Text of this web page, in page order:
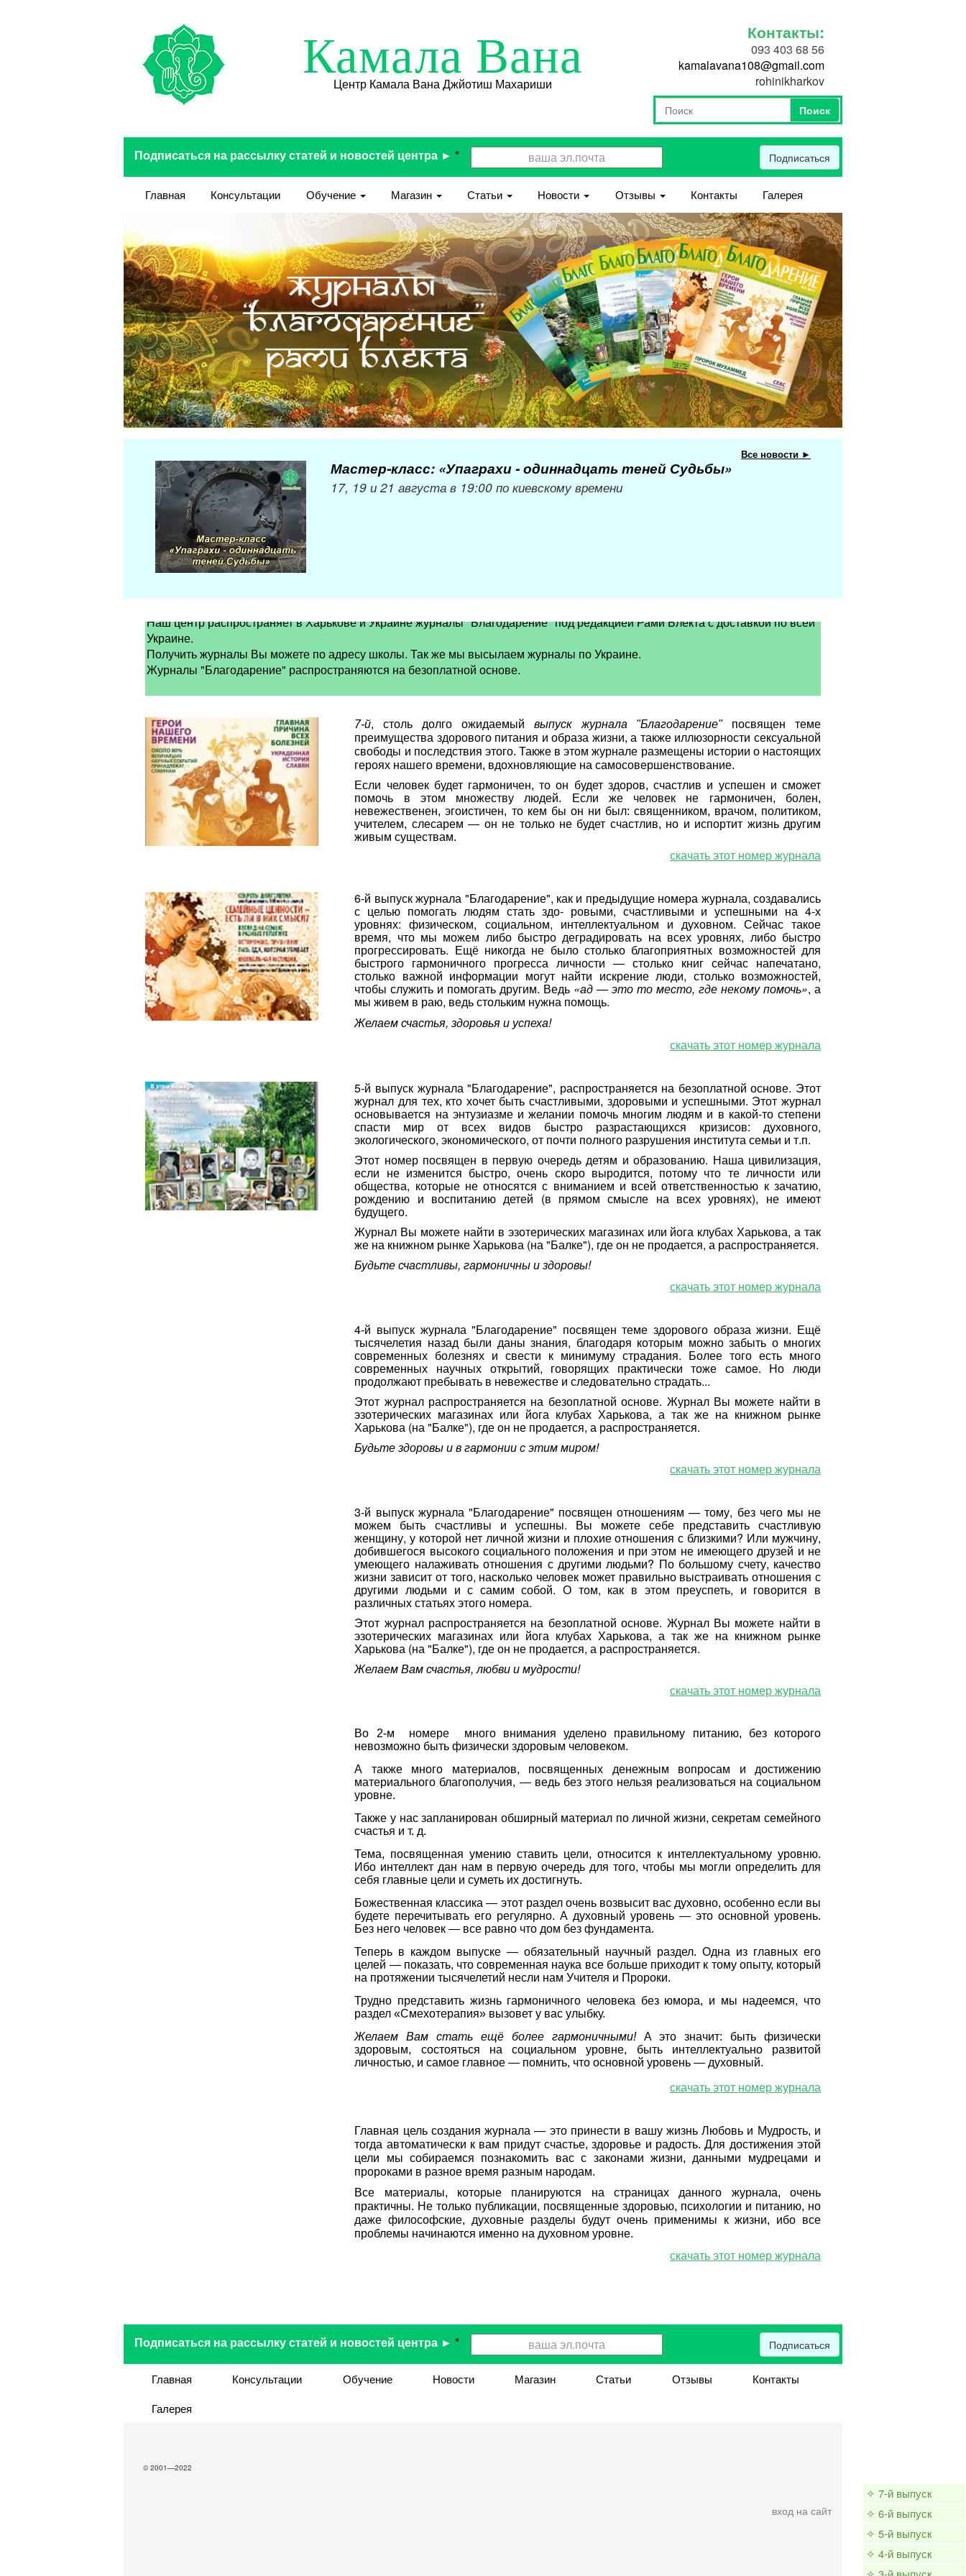
Камала Вана
Центр Камала Вана Джйотиш Махариши
Контакты:
093 403 68 56
kamalavana108@gmail.com
rohinikharkov
Форма поиска
Поиск
Поиск
Подписаться на рассылку статей и новостей центра ► * Подписаться
Главная Консультации Обучение Магазин Статьи Новости Отзывы Контакты Галерея
Все новости ►
Мастер-класс: «Упаграхи - одиннадцать теней Судьбы»
17, 19 и 21 августа в 19:00 по киевскому времени
Наш центр распространяет в Харькове и Украине журналы "Благодарение" под редакцией Рами Блекта с доставкой по всей
Украине.
Получить журналы Вы можете по адресу школы. Так же мы высылаем журналы по Украине.
Журналы "Благодарение" распространяются на безоплатной основе.
7-й, столь долго ожидаемый выпуск журнала "Благодарение"посвящен теме
преимущества здорового питания и образа жизни, а также иллюзорности сексуальной
свободы и последствия этого. Также в этом журнале размещены истории о настоящих
героях нашего времени, вдохновляющие на самосовершенствование.
Если человек будет гармоничен, то он будет здоров, счастлив и успешен и сможет
помочь в этом множеству людей. Если же человек не гармоничен, болен,
невежественен, эгоистичен, то кем бы он ни был: священником, врачом, политиком,
учителем, слесарем — он не только не будет счастлив, но и испортит жизнь другим
живым существам.
скачать этот номер журнала
6-й выпуск журнала "Благодарение", как и предыдущие номера журнала, создавались
с целью помогать людям стать здо- ровыми, счастливыми и успешными на 4-х
уровнях: физическом, социальном, интеллектуальном и духовном. Сейчас такое
время, что мы можем либо быстро деградировать на всех уровнях, либо быстро
прогрессировать. Ещё никогда не было столько благоприятных возможностей для
быстрого гармоничного прогресса личности — столько книг сейчас напечатано,
столько важной информации могут найти искрение люди, столько возможностей,
чтобы служить и помогать другим. Ведь «ад — это то место, где некому помочь», а
мы живем в раю, ведь стольким нужна помощь.
Желаем счастья, здоровья и успеха!
скачать этот номер журнала
5-й выпуск журнала "Благодарение", распространяется на безоплатной основе. Этот
журнал для тех, кто хочет быть счастливыми, здоровыми и успешными. Этот журнал
основывается на энтузиазме и желании помочь многим людям и в какой-то степени
спасти мир от всех видов быстро разрастающихся кризисов: духовного,
экологического, экономического, от почти полного разрушения института семьи и т.п.
Этот номер посвящен в первую очередь детям и образованию. Наша цивилизация,
если не изменится быстро, очень скоро выродится, потому что те личности или
общества, которые не относятся с вниманием и всей ответственностью к зачатию,
рождению и воспитанию детей (в прямом смысле на всех уровнях), не имеют
будущего.
Журнал Вы можете найти в эзотерических магазинах или йога клубах Харькова, а так
же на книжном рынке Харькова (на "Балке"), где он не продается, а распространяется.
Будьте счастливы, гармоничны и здоровы!
скачать этот номер журнала
4-й выпуск журнала "Благодарение" посвящен теме здорового образа жизни. Ещё
тысячелетия назад были даны знания, благодаря которым можно забыть о многих
современных болезнях и свести к минимуму страдания. Более того есть много
современных научных открытий, говорящих практически тоже самое. Но люди
продолжают пребывать в невежестве и следовательно страдать...
Этот журнал распространяется на безоплатной основе. Журнал Вы можете найти в
эзотерических магазинах или йога клубах Харькова, а так же на книжном рынке
Харькова (на "Балке"), где он не продается, а распространяется.
Будьте здоровы и в гармонии с этим миром!
скачать этот номер журнала
3-й выпуск журнала "Благодарение" посвящен отношениям — тому, без чего мы не
можем быть счастливы и успешны. Вы можете себе представить счастливую
женщину, у которой нет личной жизни и плохие отношения с близкими? Или мужчину,
добившегося высокого социального положения и при этом не имеющего друзей и не
умеющего налаживать отношения с другими людьми? По большому счету, качество
жизни зависит от того, насколько человек может правильно выстраивать отношения с
другими людьми и с самим собой. О том, как в этом преуспеть, и говорится в
различных статьях этого номера.
Этот журнал распространяется на безоплатной основе. Журнал Вы можете найти в
эзотерических магазинах или йога клубах Харькова, а так же на книжном рынке
Харькова (на "Балке"), где он не продается, а распространяется.
Желаем Вам счастья, любви и мудрости!
скачать этот номер журнала
Во 2-м номере много внимания уделено правильному питанию, без которого
невозможно быть физически здоровым человеком.
А также много материалов, посвященных денежным вопросам и достижению
материального благополучия, — ведь без этого нельзя реализоваться на социальном
уровне.
Также у нас запланирован обширный материал по личной жизни, секретам семейного
счастья и т. д.
Тема, посвященная умению ставить цели, относится к интеллектуальному уровню.
Ибо интеллект дан нам в первую очередь для того, чтобы мы могли определить для
себя главные цели и суметь их достигнуть.
Божественная классика — этот раздел очень возвысит вас духовно, особенно если вы
будете перечитывать его регулярно. А духовный уровень — это основной уровень.
Без него человек — все равно что дом без фундамента.
Теперь в каждом выпуске — обязательный научный раздел. Одна из главных его
целей — показать, что современная наука все больше приходит к тому опыту, который
на протяжении тысячелетий несли нам Учителя и Пророки.
Трудно представить жизнь гармоничного человека без юмора, и мы надеемся, что
раздел «Смехотерапия» вызовет у вас улыбку.
Желаем Вам стать ещё более гармоничными!А это значит: быть физически
здоровым, состояться на социальном уровне, быть интеллектуально развитой
личностью, и самое главное — помнить, что основной уровень — духовный.
скачать этот номер журнала
Главная цель создания журнала — это принести в вашу жизнь Любовь и Мудрость, и
тогда автоматически к вам придут счастье, здоровье и радость. Для достижения этой
цели мы собираемся познакомить вас с законами жизни, данными мудрецами и
пророками в разное время разным народам.
Все материалы, которые планируются на страницах данного журнала, очень
практичны. Не только публикации, посвященные здоровью, психологии и питанию, но
даже философские, духовные разделы будут очень применимы к жизни, ибо все
проблемы начинаются именно на духовном уровне.
скачать этот номер журнала
Подписаться на рассылку статей и новостей центра ► * Подписаться
Главная Консультации Обучение Новости Магазин Статьи Отзывы
Контакты
Галерея
© 2001—2022
вход на сайт
✧ 7-й выпуск
✧ 6-й выпуск
✧ 5-й выпуск
✧ 4-й выпуск